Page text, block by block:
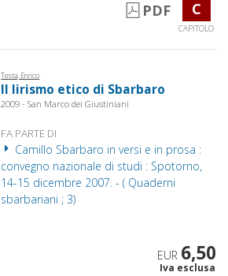
PDF C
CAPITOLO
Testa, Enrico
Il lirismo etico di Sbarbaro
2009 - San Marco dei Giustiniani
FA PARTE DI
Camillo Sbarbaro in versi e in prosa :
convegno nazionale di studi : Spotorno,
14-15 dicembre 2007. - ( Quaderni
sbarbariani ; 3)
EUR 6,50
Iva esclusa